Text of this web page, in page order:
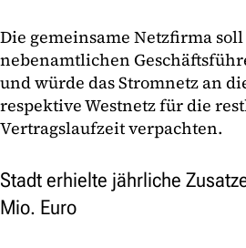
Die gemeinsame Netzfirma
nebenamtlichen
und würde das Stromnetz an
respektive Westnetz für die
Vertragslaufzeit verpachten.
Stadt erhielte jährliche
Mio. Euro